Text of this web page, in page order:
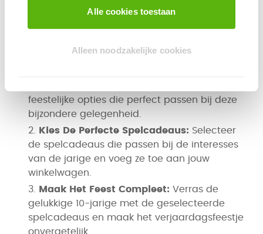
Alle cookies toestaan
Alleen noodzakelijke cookies
spelcadeaus:
feestelijke opties die perfect passen bij deze
bijzondere gelegenheid.
Kies De Perfecte Spelcadeaus: Selecteer
de spelcadeaus die passen bij de interesses
van de jarige en voeg ze toe aan jouw
winkelwagen.
Maak Het Feest Compleet: Verras de
gelukkige 10-jarige met de geselecteerde
spelcadeaus en maak het verjaardagsfeestje
onvergetelijk.